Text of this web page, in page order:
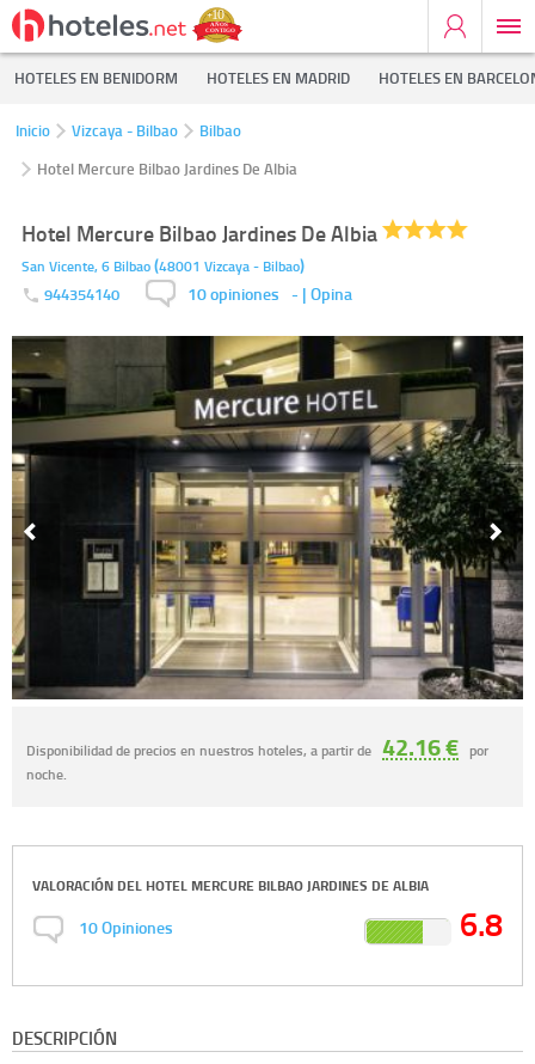
HOTELES EN BENIDORM HOTELES EN MADRID HOTELES EN
Inicio Vizcaya - Bilbao
Bilbao
Hotel Mercure Bilbao Jardines De Albia
Hotel Mercure Bilbao Jardines De Albia
San Vicente, 6 Bilbao(48001 Vizcaya - Bilbao)
944354140 10 opiniones - | Opina
Disponibilidad de precios en nuestros hoteles, a partir de 42.16 € por
noche.
VALORACIÓN DEL HOTEL MERCURE BILBAO JARDINES DE ALBIA
10Opiniones 6.8
DESCRIPCIÓN